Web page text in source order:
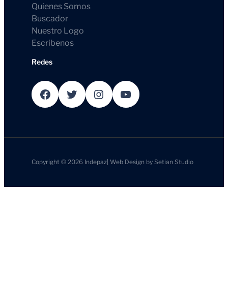
Quienes Somos
Buscador
Nuestro Logo
Escribenos
Redes
Facebook Twitter Instagram YouTube
Copyright © 2026 Indepaz |Web Design bySetian Studio